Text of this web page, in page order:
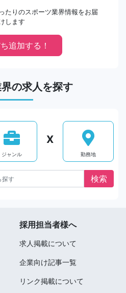
たりのスポーツ業界情報をお届
します
追加する！
の求人を探す
ジャンル
X
勤務地
採用担当者様へ
求人掲載について
企業向け記事一覧
リンク掲載について